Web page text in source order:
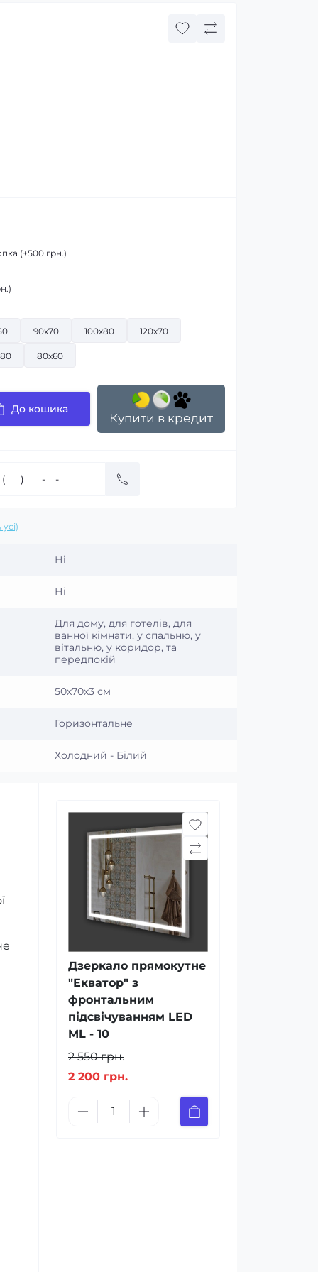
(+500 грн.)
90х70 100х80 120х70
80x60
До кошика
Купити в кредит
Ні
Ні
Для дому, для готелів, для
ванної кімнати, у спальню, у
вітальню, у коридор, та
передпокій
50x70x3 см
Горизонтальне
Холодний - Білий
Дзеркало прямокутне
"Екватор" з
фронтальним
підсвічуванням LED
ML - 10
2 550 грн.
2 200 грн.